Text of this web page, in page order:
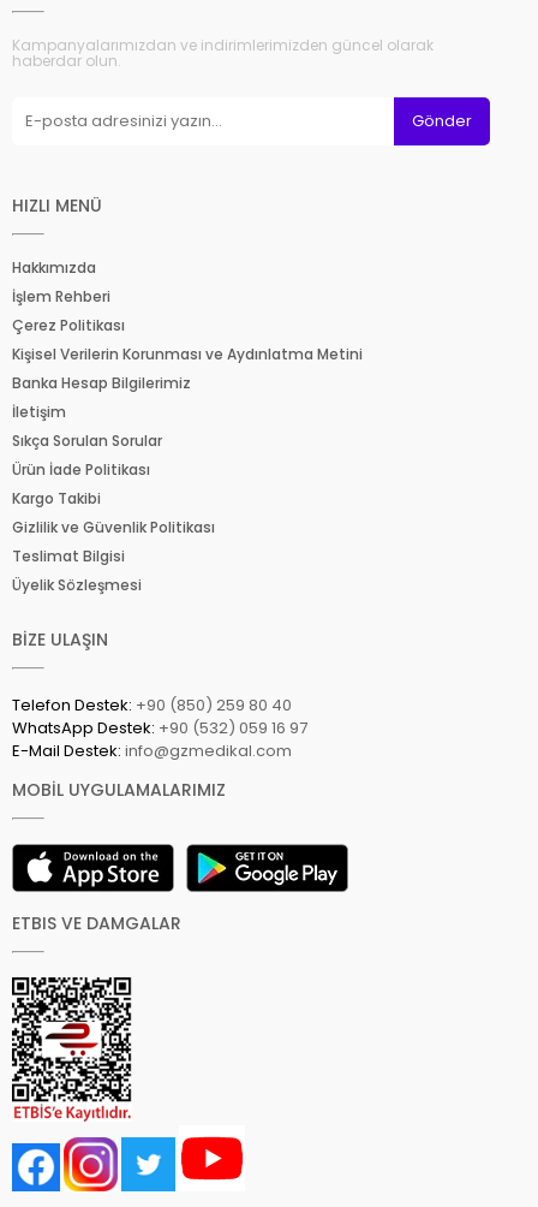
Kampanyalarımızdan ve indirimlerimizden güncel olarak
haberdar olun.
Gönder
HIZLI MENÜ
Hakkımızda
İşlem Rehberi
Çerez Politikası
Kişisel Verilerin Korunması ve Aydınlatma Metini
Banka Hesap Bilgilerimiz
İletişim
Sıkça Sorulan Sorular
Ürün İade Politikası
Kargo Takibi
Gizlilik ve Güvenlik Politikası
Teslimat Bilgisi
Üyelik Sözleşmesi
BİZE ULAŞIN
Telefon Destek: +90 (850) 259 80 40
WhatsApp Destek: +90 (532) 059 16 97
E-Mail Destek: info@gzmedikal.com
MOBİL UYGULAMALARIMIZ
ETBIS VE DAMGALAR